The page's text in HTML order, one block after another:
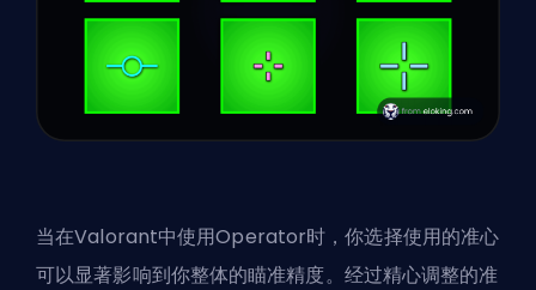
当在Valorant中使用Operator时，你选择使用的准心
可以显著影响到你整体的瞄准精度。经过精心调整的准